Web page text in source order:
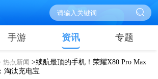
手游 资讯 专题
热点新闻 >续航最顶的手机！荣耀X80 Pro Max
淘汰充电宝